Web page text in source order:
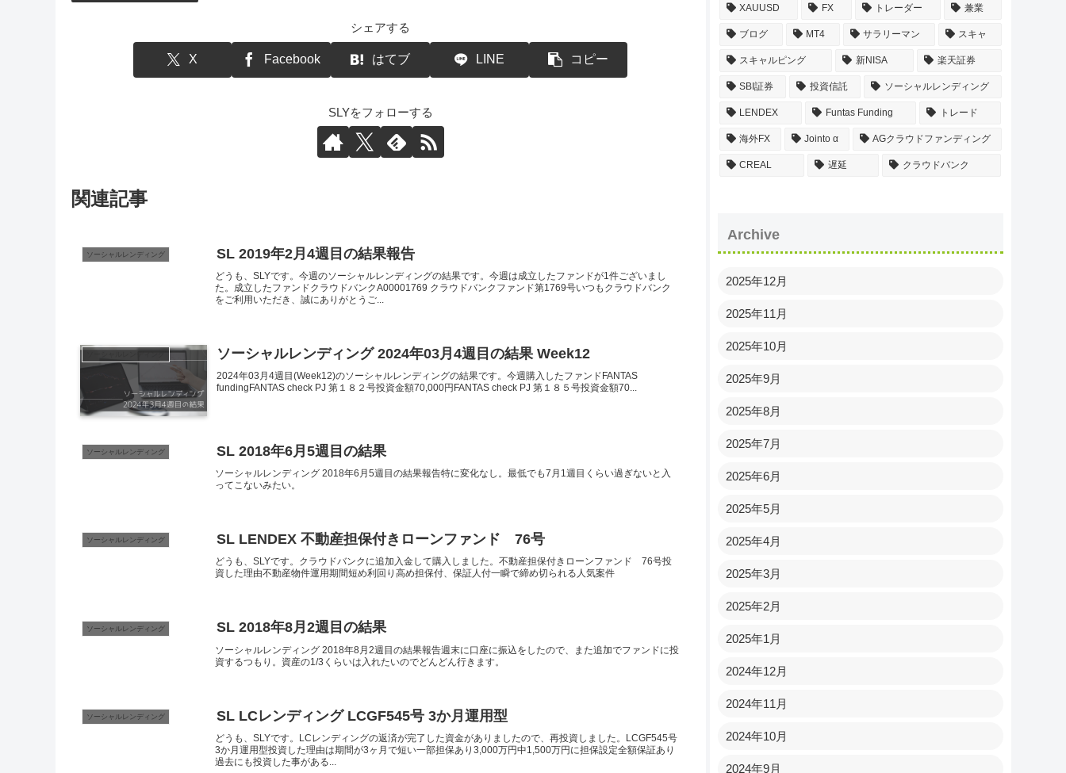
シェアする
X Facebook はてブ LINE コピー
SLYをフォローする
関連記事
ソーシャルレンディング SL 2019年2月4週目の結果報告
どうも、SLYです。今週のソーシャルレンディングの結果です。今週は成立したファンドが1件ございまし
た。成立したファンドクラウドバンクA00001769 クラウドバンクファンド第1769号いつもクラウドバンク
をご利用いただき、誠にありがとうご...
ソーシャルレンディング 2024年03月4週目の結果 Week12
2024年03月4週目(Week12)のソーシャルレンディングの結果です。今週購入したファンドFANTAS
fundingFANTAS check PJ 第１８２号投資金額70,000円FANTAS check PJ 第１８５号投資金額70...
ソーシャルレンディング SL 2018年6月5週目の結果
ソーシャルレンディング 2018年6月5週目の結果報告特に変化なし。最低でも7月1週目くらい過ぎないと入
ってこないみたい。
ソーシャルレンディング SL LENDEX 不動産担保付きローンファンド 76号
どうも、SLYです。クラウドバンクに追加入金して購入しました。不動産担保付きローンファンド 76号投
資した理由不動産物件運用期間短め利回り高め担保付、保証人付一瞬で締め切られる人気案件
ソーシャルレンディング SL 2018年8月2週目の結果
ソーシャルレンディング 2018年8月2週目の結果報告週末に口座に振込をしたので、また追加でファンドに投
資するつもり。資産の1/3くらいは入れたいのでどんどん行きます。
ソーシャルレンディング SL LCレンディング LCGF545号 3か月運用型
どうも、SLYです。LCレンディングの返済が完了した資金がありましたので、再投資しました。LCGF545号
3か月運用型投資した理由は期間が3ヶ月で短い一部担保あり3,000万円中1,500万円に担保設定全額保証あり
過去にも投資した事がある...
XAUUSD FX トレーダー 兼業
ブログ MT4 サラリーマン スキャ
スキャルピング 新NISA 楽天証券
SBI証券 投資信託 ソーシャルレンディング
LENDEX Funtas Funding トレード
海外FX Jointo α AGクラウドファンディング
CREAL 遅延 クラウドバンク
Archive
2025年12月
2025年11月
2025年10月
2025年9月
2025年8月
2025年7月
2025年6月
2025年5月
2025年4月
2025年3月
2025年2月
2025年1月
2024年12月
2024年11月
2024年10月
2024年9月